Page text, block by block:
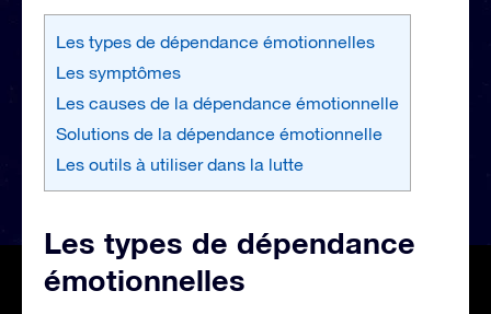
Les types de dépendance émotionnelles
Les symptômes
Les causes de la dépendance émotionnelle
Solutions de la dépendance émotionnelle
Les outils à utiliser dans la lutte
Les types de dépendance
émotionnelles